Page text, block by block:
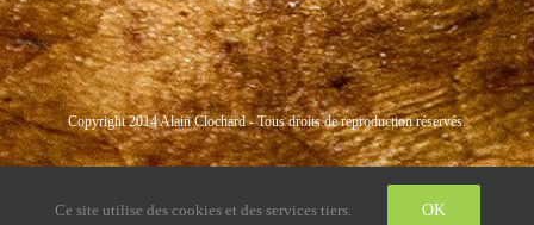
Copyright 2014 Alain Clochard - Tous droits de reproduction réservés.
InstagramLinkedInTwitter
Ce site utilise des cookies et des services tiers. OK